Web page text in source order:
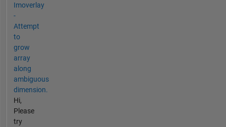
Imoverlay
-
Attempt
to
grow
array
along
ambiguous
dimension.
Hi,
Please
try